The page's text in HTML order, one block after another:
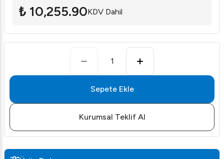
₺ 10,255.90KDV Dahil
1
Sepete Ekle
Kurumsal Teklif Al